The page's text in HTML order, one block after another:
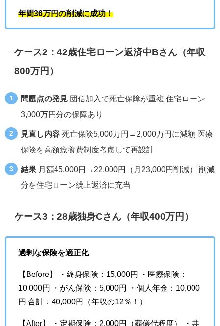
年間36万円の削減に成功！
ケース2：42歳住宅ローン返済中Bさん（年収
800万円）
問題点の発見 団信加入で死亡保障が重複 住宅ローン
3,000万円分の保障あり
見直し内容 死亡保険5,000万円→2,000万円に減額 医療
保険を高額療養費制度考慮して再設計
結果 月額45,000円→22,000円（月23,000円削減） 削減
分を住宅ローン繰上返済に充当
ケース3：28歳独身Cさん（年収400万円）
過剰な保険を適正化
【Before】 ・終身保険：15,000円 ・医療保険：
10,000円 ・がん保険：5,000円 ・個人年金：10,000
円 合計：40,000円（年収の12％！）
【After】 ・定期保険：2,000円（葬儀代程度） ・共